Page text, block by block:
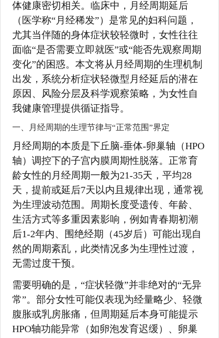
体健康密切相关。临床中，月经周期延后
（医学称“月经稀发”）是常见的妇科问题，
尤其当伴随的身体症状较轻微时，女性往往
面临“是否需要立即就医”或“能否先观察周期
变化”的困惑。本文将从月经周期的生理机制
出发，系统分析症状轻微型月经延后的潜在
原因、风险分层及科学观察策略，为女性自
我健康管理提供循证指导。
一、月经周期的生理节律与“正常范围”界定
月经周期的本质是下丘脑-垂体-卵巢轴（HPO
轴）调控下的子宫内膜周期性脱落。正常育
龄女性的月经周期一般为21-35天，平均28
天，提前或延后7天以内且规律出现，通常视
为生理波动范围。周期长度受遗传、年龄、
生活方式等多重因素影响，例如青春期初潮
后1-2年内、围绝经期（45岁后）可能出现自
然的周期紊乱，此类情况多为生理性过渡，
无需过度干预。
需要明确的是，“症状轻微”并非绝对的“无异
常”。部分女性可能仅表现为经量略少、轻微
腹胀或乳房胀痛，但周期延后本身可能提示
HPO轴功能异常（如卵泡发育迟缓）、卵巢